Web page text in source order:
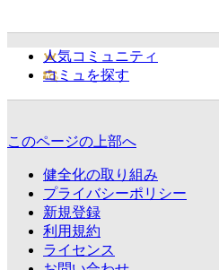
人気コミュニティ
コミュを探す
このページの上部へ
健全化の取り組み
プライバシーポリシー
新規登録
利用規約
ライセンス